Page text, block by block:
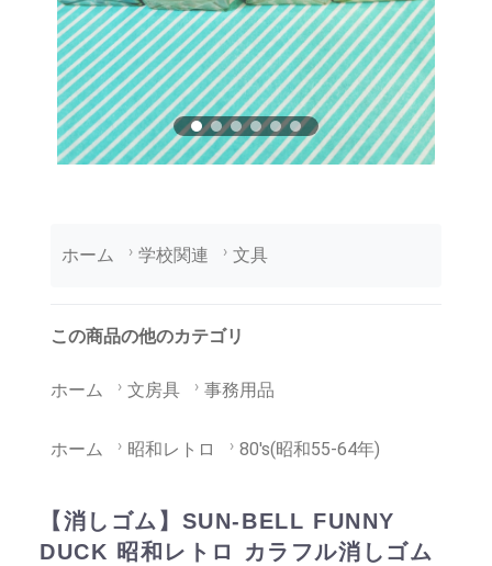
ホーム 学校関連 文具
この商品の他のカテゴリ
ホーム 文房具 事務用品
ホーム 昭和レトロ 80's(昭和55-64年)
【消しゴム】SUN-BELL FUNNY
DUCK 昭和レトロ カラフル消しゴム